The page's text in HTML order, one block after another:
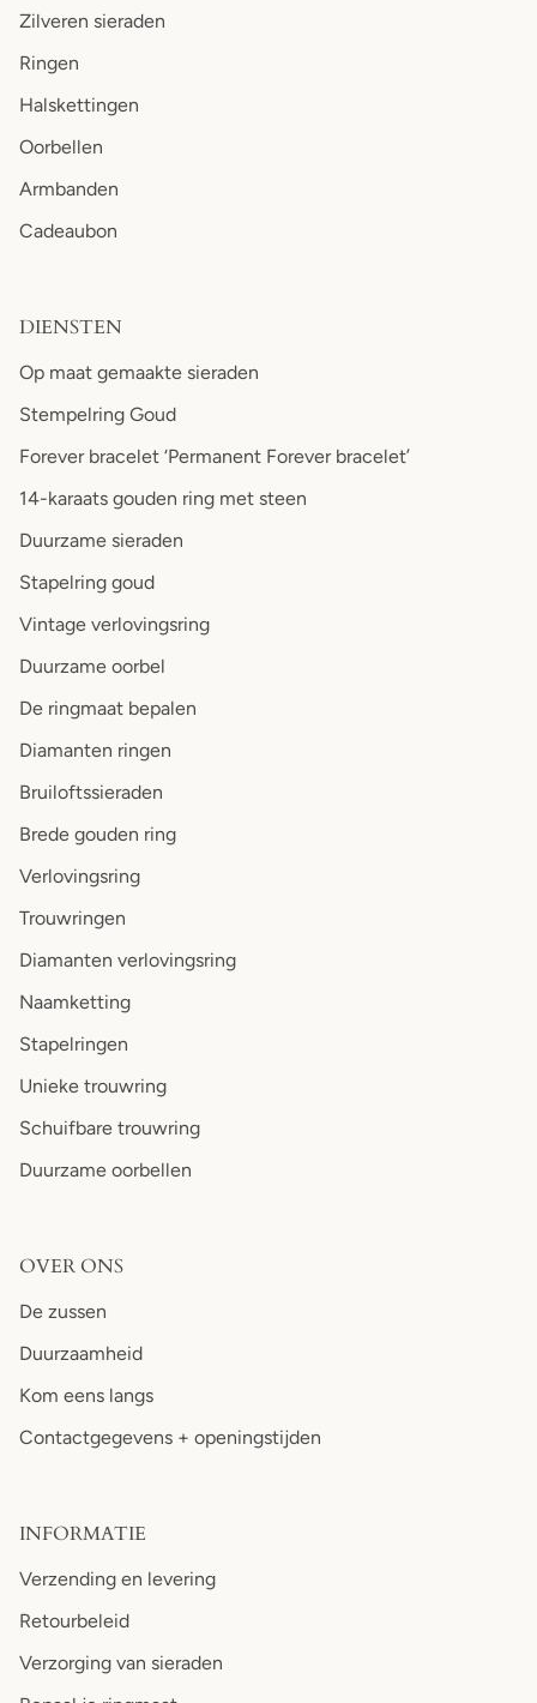
Zilveren sieraden
Ringen
Halskettingen
Oorbellen
Armbanden
Cadeaubon
DIENSTEN
Op maat gemaakte sieraden
Stempelring Goud
Forever bracelet ‘Permanent Forever bracelet’
14-karaats gouden ring met steen
Duurzame sieraden
Stapelring goud
Vintage verlovingsring
Duurzame oorbel
De ringmaat bepalen
Diamanten ringen
Bruiloftssieraden
Brede gouden ring
Verlovingsring
Trouwringen
Diamanten verlovingsring
Naamketting
Stapelringen
Unieke trouwring
Schuifbare trouwring
Duurzame oorbellen
OVER ONS
De zussen
Duurzaamheid
Kom eens langs
Contactgegevens + openingstijden
INFORMATIE
Verzending en levering
Retourbeleid
Verzorging van sieraden